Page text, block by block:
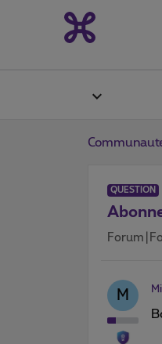
QUESTION
M